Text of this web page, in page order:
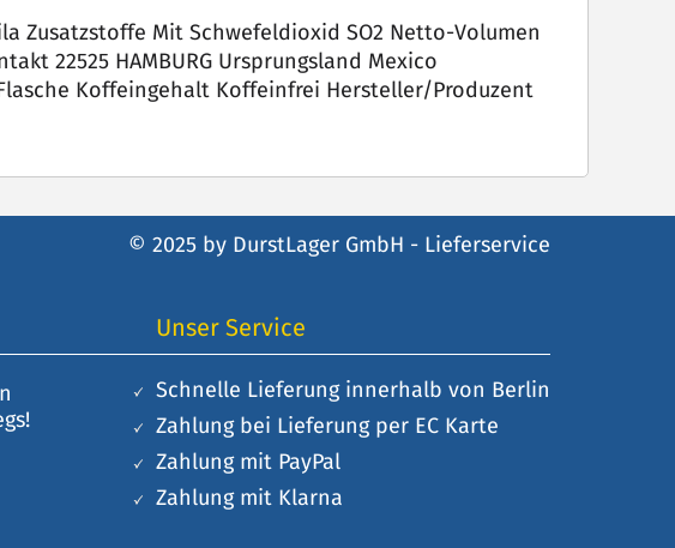
Zusatzstoffe Mit Schwefeldioxid SO2 Netto-Volumen
22525 HAMBURG Ursprungsland Mexico
Koffeingehalt Koffeinfrei Hersteller/Produzent
© 2025 by DurstLager GmbH - Lieferservice
Unser Service
Schnelle Lieferung innerhalb von Berlin
Zahlung bei Lieferung per EC Karte
Zahlung mit PayPal
Zahlung mit Klarna